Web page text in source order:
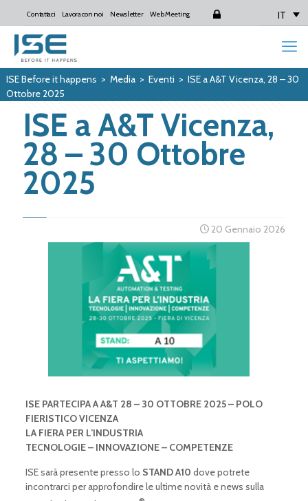
Contattaci Lavora con noi Newsletter Web Meeting IT
ISE Before it happens > Media> Eventi > ISE a A&T Vicenza, 28 – 30
Ottobre 2025
ISE a A&T Vicenza,
28 – 30 Ottobre
2025
20 Gennaio 2026
ISE PARTECIPA A A&T 28 – 30 OTTOBRE 2025 – POLO
FIERISTICO VICENZA
LA FIERA PER L’INDUSTRIA
TECNOLOGIE – INNOVAZIONE – COMPETENZE
ISE sarà presente presso lo STAND A10 dove potrete
incontrarci per approfondire le ultime novità e news sulla